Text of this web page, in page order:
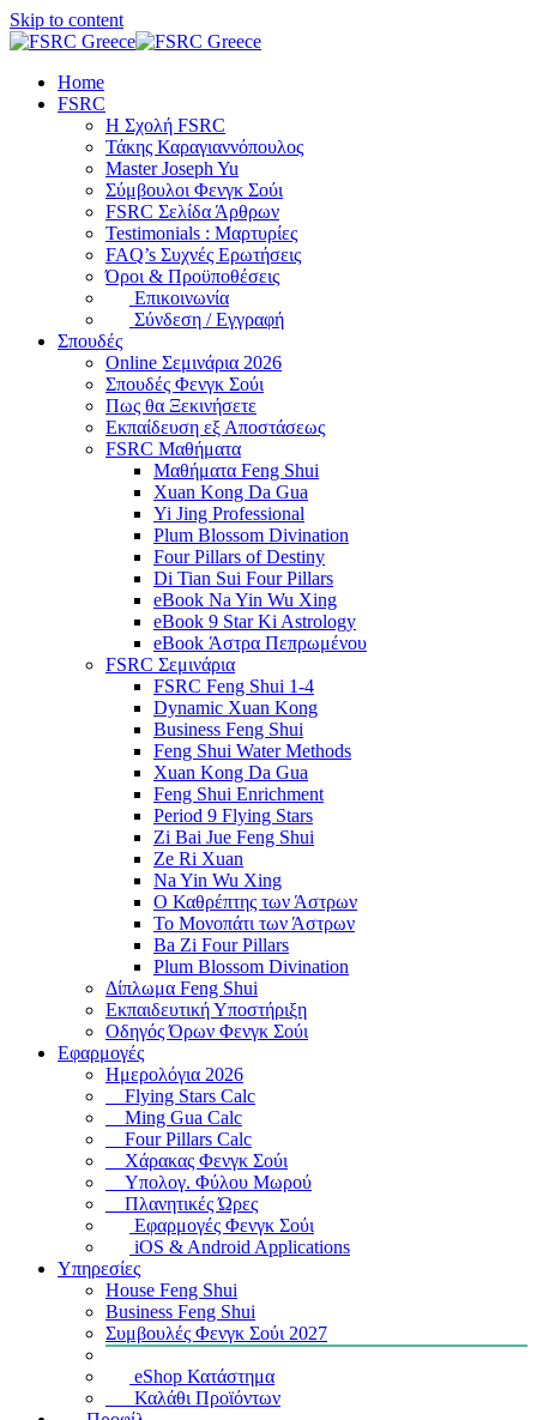
Skip to content
Home
FSRC
Η Σχολή FSRC
Τάκης Καραγιαννόπουλος
Master Joseph Yu
Σύμβουλοι Φενγκ Σούι
FSRC Σελίδα Άρθρων
Testimonials : Μαρτυρίες
FAQ’s Συχνές Ερωτήσεις
Όροι & Προϋποθέσεις
Επικοινωνία
Σύνδεση / Εγγραφή
Σπουδές
Online Σεμινάρια 2026
Σπουδές Φενγκ Σούι
Πως θα Ξεκινήσετε
Εκπαίδευση εξ Αποστάσεως
FSRC Μαθήματα
Μαθήματα Feng Shui
Xuan Kong Da Gua
Yi Jing Professional
Plum Blossom Divination
Four Pillars of Destiny
Di Tian Sui Four Pillars
eBook Na Yin Wu Xing
eBook 9 Star Ki Astrology
eBook Άστρα Πεπρωμένου
FSRC Σεμινάρια
FSRC Feng Shui 1-4
Dynamic Xuan Kong
Business Feng Shui
Feng Shui Water Methods
Xuan Kong Da Gua
Feng Shui Enrichment
Period 9 Flying Stars
Zi Bai Jue Feng Shui
Ze Ri Xuan
Na Yin Wu Xing
Ο Καθρέπτης των Άστρων
Το Μονοπάτι των Άστρων
Ba Zi Four Pillars
Plum Blossom Divination
Δίπλωμα Feng Shui
Εκπαιδευτική Υποστήριξη
Οδηγός Όρων Φενγκ Σούι
Εφαρμογές
Ημερολόγια 2026
Flying Stars Calc
Ming Gua Calc
Four Pillars Calc
Χάρακας Φενγκ Σούι
Υπολογ. Φύλου Μωρού
Πλανητικές Ώρες
Εφαρμογές Φενγκ Σούι
iOS & Android Applications
Υπηρεσίες
House Feng Shui
Business Feng Shui
Συμβουλές Φενγκ Σούι 2027
eShop Κατάστημα
Καλάθι Προϊόντων